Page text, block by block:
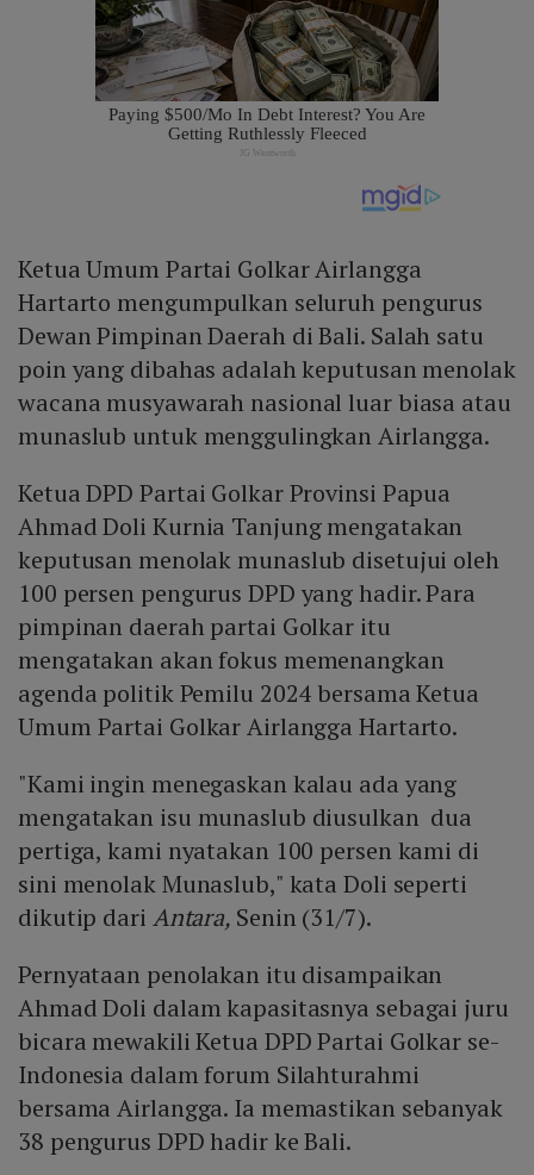
Ketua Umum Partai Golkar Airlangga
Hartarto mengumpulkan seluruh pengurus
Dewan Pimpinan Daerah di Bali. Salah satu
poin yang dibahas adalah keputusan menolak
wacana musyawarah nasional luar biasa atau
munaslub untuk menggulingkan Airlangga.
Ketua DPD Partai Golkar Provinsi Papua
Ahmad Doli Kurnia Tanjung mengatakan
keputusan menolak munaslub disetujui oleh
100 persen pengurus DPD yang hadir. Para
pimpinan daerah partai Golkar itu
mengatakan akan fokus memenangkan
agenda politik Pemilu 2024 bersama Ketua
Umum Partai Golkar Airlangga Hartarto.
"Kami ingin menegaskan kalau ada yang
mengatakan isu munaslub diusulkan dua
pertiga, kami nyatakan 100 persen kami di
sini menolak Munaslub," kata Doli seperti
dikutip dari Antara, Senin (31/7).
Pernyataan penolakan itu disampaikan
Ahmad Doli dalam kapasitasnya sebagai juru
bicara mewakili Ketua DPD Partai Golkar se-
Indonesia dalam forum Silahturahmi
bersama Airlangga. Ia memastikan sebanyak
38 pengurus DPD hadir ke Bali.